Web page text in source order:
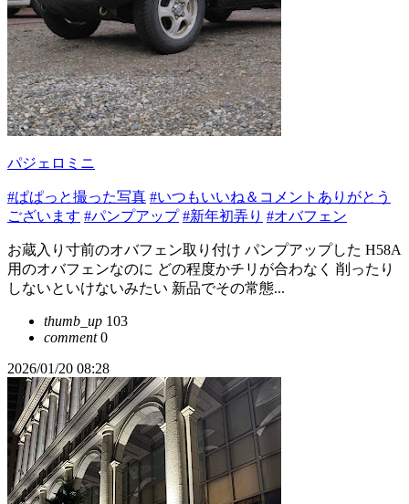
パジェロミニ
#ぱぱっと撮った写真 #いつもいいね＆コメントありがとう
ございます #パンプアップ #新年初弄り #オバフェン
お蔵入り寸前のオバフェン取り付け パンプアップした H58A
用のオバフェンなのに どの程度かチリが合わなく 削ったり
しないといけないみたい 新品でその常態...
thumb_up 103
comment0
2026/01/20 08:28